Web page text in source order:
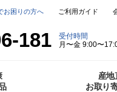
181
受付時間
月〜金 9:00〜
お困りの方へ ご利用ガイド
産地
お取り